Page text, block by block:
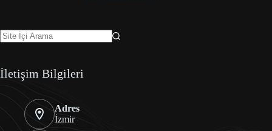
İletişim Bilgileri
Adres
İzmir